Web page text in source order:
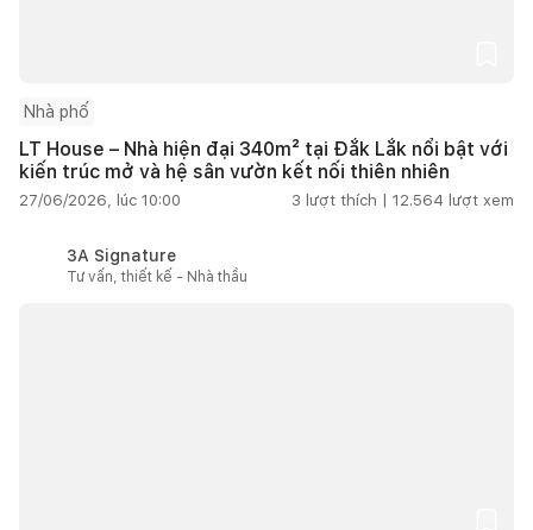
Nhà phố
LT House – Nhà hiện đại 340m² tại Đắk Lắk nổi bật với
kiến trúc mở và hệ sân vườn kết nối thiên nhiên
27/06/2026, lúc 10:00 3 lượt thích | 12.564 lượt xem
3A Signature
Tư vấn, thiết kế - Nhà thầu